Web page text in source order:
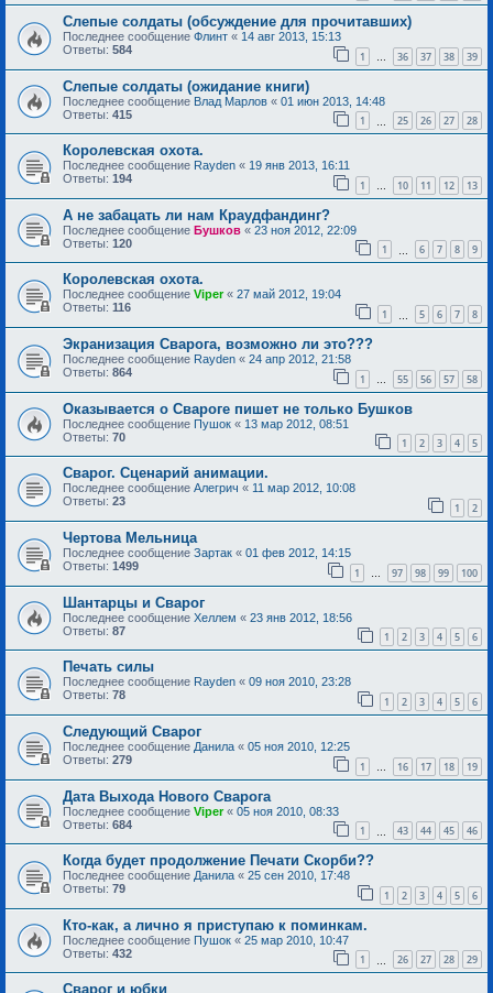
Слепые солдаты (обсуждение для прочитавших)
Последнее сообщение Флинт « 14 авг 2013, 15:13
Ответы: 584 1 36 37 38 39
Слепые солдаты (ожидание книги)
Последнее сообщение Влад Марлов « 01 июн 2013, 14:48
Ответы: 415 1 25 26 27 28
Королевская охота.
Последнее сообщение Rayden « 19 янв 2013, 16:11
Ответы: 194 1 … 10 11 12 13
А не забацать ли нам Краудфандинг?
Последнее сообщение Бушков « 23 ноя 2012, 22:09
Ответы: 120 1 6 7 8 9
Королевская охота.
Последнее сообщение Viper« 27 май 2012, 19:04
Ответы: 116 1 5 6 7 8
Экранизация Сварога, возможно ли это???
Последнее сообщение Rayden « 24 апр 2012, 21:58
Ответы: 864 1 … 55 56 57 58
Оказывается о Свароге пишет не только Бушков
Последнее сообщение Пушок « 13 мар 2012, 08:51
Ответы: 70 1 2 3 4 5
Сварог. Сценарий анимации.
Последнее сообщение Алегрич « 11 мар 2012, 10:08
Ответы: 23 1 2
Чертова Мельница
Последнее сообщение Зартак « 01 фев 2012, 14:15
Ответы: 1499 1 … 97 98 99 100
Шантарцы и Сварог
Последнее сообщение Хеллем « 23 янв 2012, 18:56
Ответы: 87 1 2 3 4 5 6
Печать силы
Последнее сообщение Rayden « 09 ноя 2010, 23:28
Ответы: 78 1 2 3 4 5 6
Следующий Сварог
Последнее сообщение Данила « 05 ноя 2010, 12:25
Ответы: 279 1 … 16 17 18 19
Дата Выхода Нового Сварога
Последнее сообщение Viper« 05 ноя 2010, 08:33
Ответы: 684 1 43 44 45 46
Когда будет продолжение Печати Скорби??
Последнее сообщение Данила « 25 сен 2010, 17:48
Ответы: 79 1 2 3 4 5 6
Кто-как, а лично я приступаю к поминкам.
Последнее сообщение Пушок « 25 мар 2010, 10:47
Ответы: 432 1 26 27 28 29
Сварог и юбки